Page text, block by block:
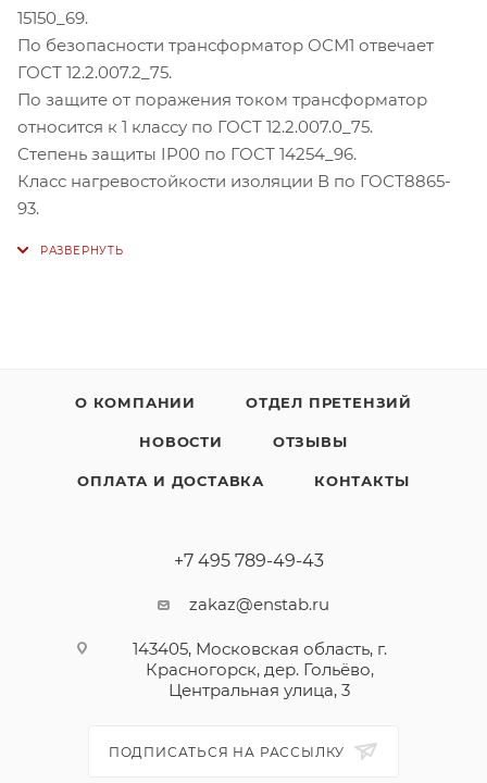
15150_69.
По безопасности трансформатор ОСМ1 отвечает
ГОСТ 12.2.007.2_75.
По защите от поражения током трансформатор
относится к 1 классу по ГОСТ 12.2.007.0_75.
Степень защиты IP00 по ГОСТ 14254_96.
Класс нагревостойкости изоляции В по ГОСТ8865-
93.
О КОМПАНИИ ОТДЕЛ ПРЕТЕНЗИЙ
НОВОСТИ ОТЗЫВЫ
ОПЛАТА И ДОСТАВКА КОНТАКТЫ
+7 495 789-49-43
zakaz@enstab.ru
143405, Московская область, г.
Красногорск, дер. Гольёво,
Центральная улица, 3
ПОДПИСАТЬСЯ НА РАССЫЛКУ